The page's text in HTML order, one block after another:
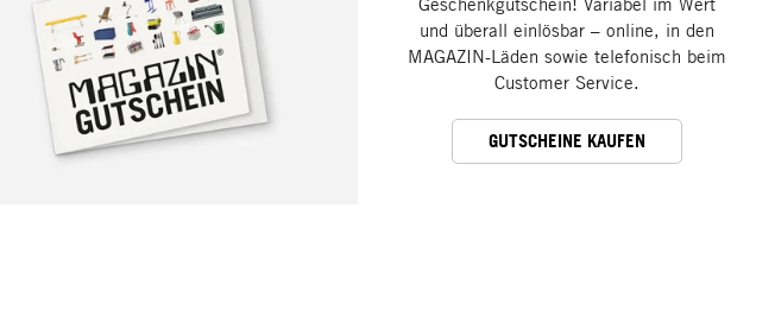
und überall einlösbar – online, in den
MAGAZIN-Läden sowie telefonisch beim
Customer Service.
GUTSCHEINE KAUFEN